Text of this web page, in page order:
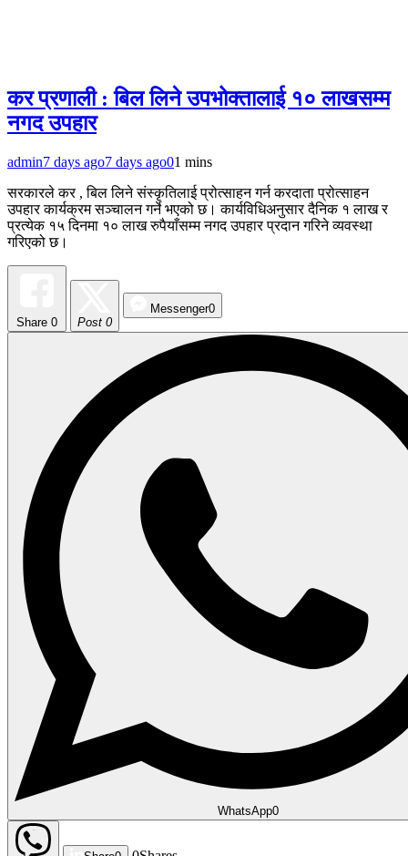
कर प्रणाली : बिल लिने उपभोक्तालाई १० लाखसम्म
नगद उपहार
admin7 days ago7 days ago01 mins
सरकारले कर , बिल लिने संस्कृतिलाई प्रोत्साहन गर्न करदाता प्रोत्साहन
उपहार कार्यक्रम सञ्चालन गर्ने भएको छ। कार्यविधिअनुसार दैनिक १ लाख र
प्रत्येक १५ दिनमा १० लाख रुपैयाँसम्म नगद उपहार प्रदान गरिने व्यवस्था
गरिएको छ।
Share 0 Post 0
Messenger0
WhatsApp0